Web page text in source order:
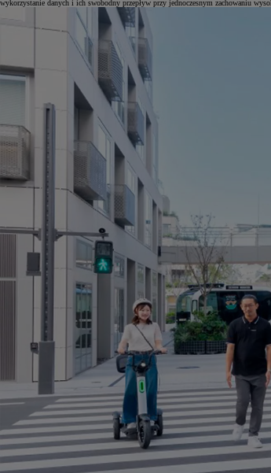
Od
105 300 zł
Corolla Hatchback
HYBRID
wykorzystanie danych i ich swobodny przepływ przy jednoczesnym zachowaniu